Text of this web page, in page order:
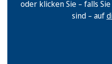
oder klicken Sie – falls
sind – auf